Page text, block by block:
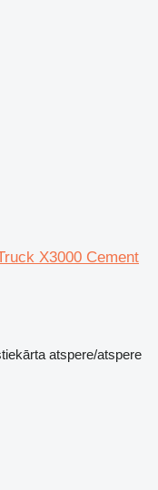
X3000 Cement
atspere/atspere